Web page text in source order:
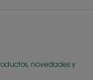
novedades y